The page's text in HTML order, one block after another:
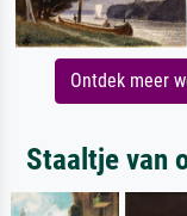
Ontdek meer
Staaltje van